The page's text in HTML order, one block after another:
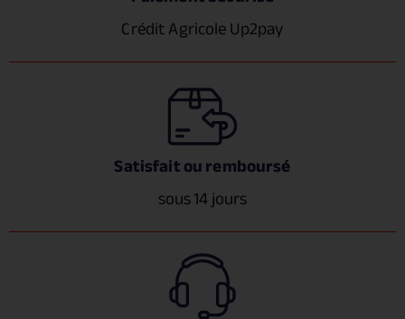
Crédit Agricole Up2pay
Satisfait ou remboursé
sous 14 jours